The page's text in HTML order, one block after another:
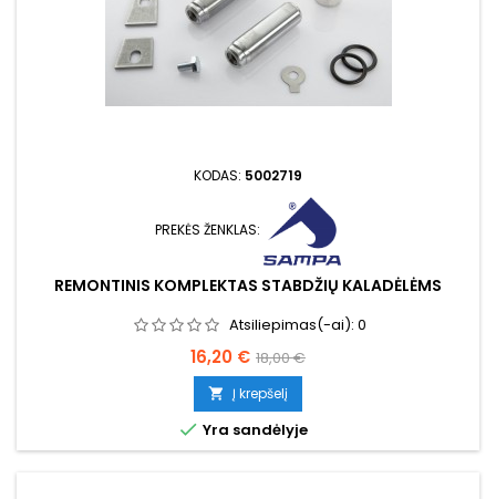
KODAS: 5002719
PREKĖS ŽENKLAS:
REMONTINIS KOMPLEKTAS STABDŽIŲ KALADĖLĖMS
Atsiliepimas(-ai): 0
Kaina
16,20 € Bazinė
kaina
18,00 €
 Į krepšelį
 Yra sandėlyje